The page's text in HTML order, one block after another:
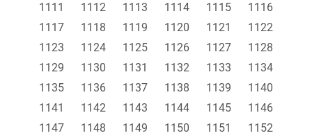
1111
1112 1113 1114 1115
1116
1117
1118 1119 1120 1121
1122
1123
1124 1125 1126 1127
1128
1129
1130 1131 1132 1133
1134
1135
1136 1137 1138 1139
1140
1141
1142 1143 1144 1145
1146
1147
1148 1149 1150 1151 1152